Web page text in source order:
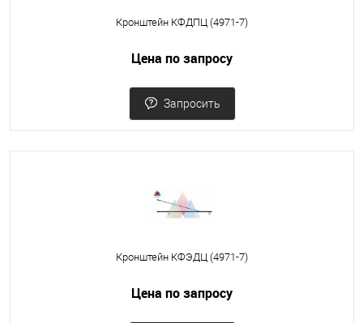
Кронштейн КФДПЦ (4971-7)
Цена по запросу
Запросить
Кронштейн КФЭДЦ (4971-7)
Цена по запросу